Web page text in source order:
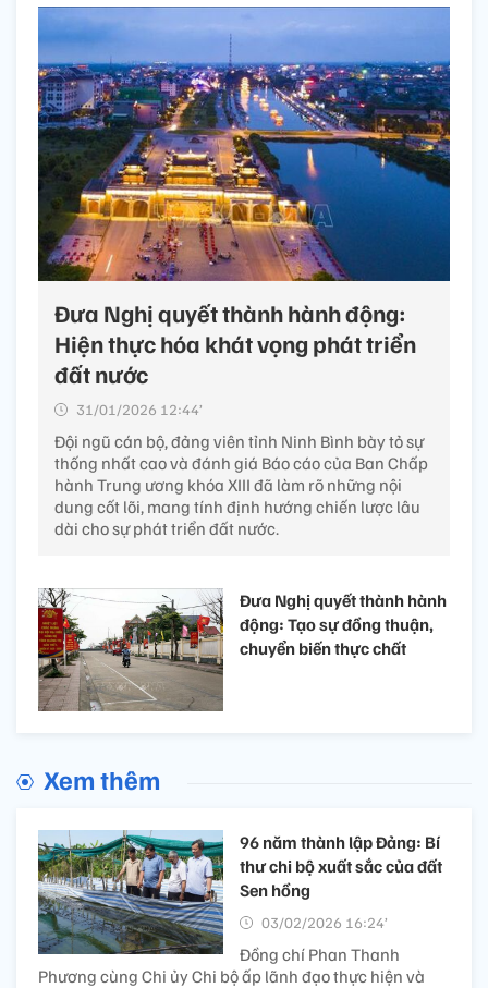
Đưa Nghị quyết thành hành động:
Hiện thực hóa khát vọng phát triển
đất nước
31/01/2026 12:44’
Đội ngũ cán bộ, đảng viên tỉnh Ninh Bình bày tỏ sự
thống nhất cao và đánh giá Báo cáo của Ban Chấp
hành Trung ương khóa XIII đã làm rõ những nội
dung cốt lõi, mang tính định hướng chiến lược lâu
dài cho sự phát triển đất nước.
Đưa Nghị quyết thành hành
động: Tạo sự đồng thuận,
chuyển biến thực chất
Xem thêm
96 năm thành lập Đảng: Bí
thư chi bộ xuất sắc của đất
Sen hồng
03/02/2026 16:24’
Đồng chí Phan Thanh
Phương cùng Chi ủy Chi bộ ấp lãnh đạo thực hiện và